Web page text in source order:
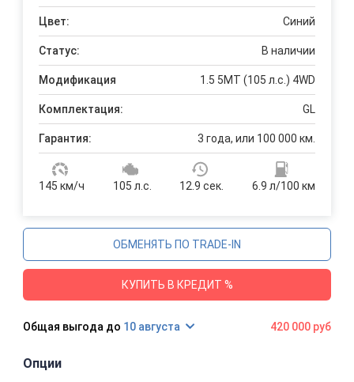
Цвет: Синий
Статус: В наличии
Модификация 1.5 5MT (105 л.с.) 4WD
Комплектация: GL
Гарантия: 3 года, или 100 000 км.
145 км/ч 105 л.с. 12.9 сек. 6.9 л/100 км
КУПИТЬ В КРЕДИТ %
ОБМЕНЯТЬ ПО TRADE-IN
10 августа 420 000 руб
Опции